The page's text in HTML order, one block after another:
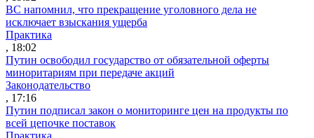
ВС напомнил, что прекращение уголовного дела не
исключает взыскания ущерба
Практика
, 18:02
Путин освободил государство от обязательной оферты
миноритариям при передаче акций
Законодательство
, 17:16
Путин подписал закон о мониторинге цен на продукты по
всей цепочке поставок
Практика